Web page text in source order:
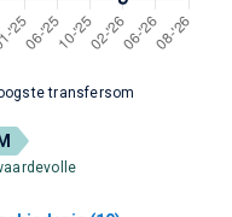
transfersom